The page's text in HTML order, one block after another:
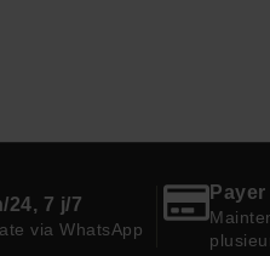
24, 7 j/7
via WhatsApp